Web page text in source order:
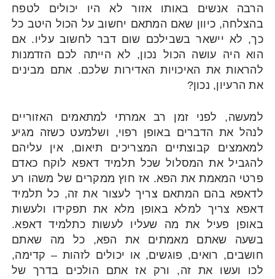
הרבה אנשים באותו אזור לא היו יכולים לטפח
בהצלחה, כיוון שאם המתאם יחשוב על הכול היטב כל
כך, לא יישאר בשבילכם שום דבר לחשוב עליו. אם
הוא היה עושה הכול נכון, לא הייתה לכם הזדמנות
להראות את האיכויות האדירות שלכם. אתם מבינים
את הרעיון, נכון?
למעשה, לפני זמן רב אמרתי למתאמים האזוריים
לנהל את הדברים באופן רפוי, ושלמעט כשזה מגיע
למאמצים קבוצתיים המצריכים תיאום, אין עליהם
להגביל את המסלול שכל תלמיד דאפא לוקח כאדם
פרטי המאמת את הפא. אז חוץ ממקרים של משהו רע
לדאפא בהם המתאם צריך לעצור את זה, כל תלמיד
דאפא צריך למלא באופן מלא את תפקידו ולעשות
באופן פעיל את מה שעליו לעשות כתלמיד דאפא.
בשעה שאתם מאמתים את הפא, כל מה שאתם
חושבים, רואים, פוגשים, או יכולים לזהות – קדימה,
לכו ועשו את זה, ורק אז אתם הולכים בדרך של